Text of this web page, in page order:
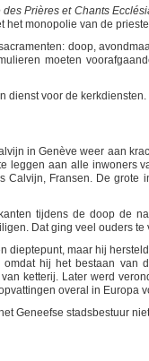
des Prières et Chants
het monopolie van de
doop,
moeten
dienst voor de kerkdiensten.
in Genève weer aan
leggen aan alle inwoners
Calvijn, Fransen. De
tijdens de doop de
Dat ging veel ouders te
dieptepunt, maar hij
hij het bestaan van
ketterij. Later werd
overal in Europa
Geneefse stadsbestuur